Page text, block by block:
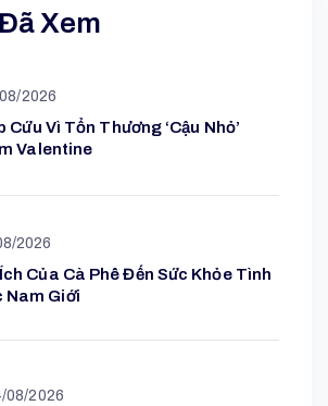
Xem
2026
Cứu Vì Tổn Thương ‘cậu Nhỏ’
Valentine
2026
Của Cà Phê Đến Sức Khỏe Tình
Nam Giới
08/2026